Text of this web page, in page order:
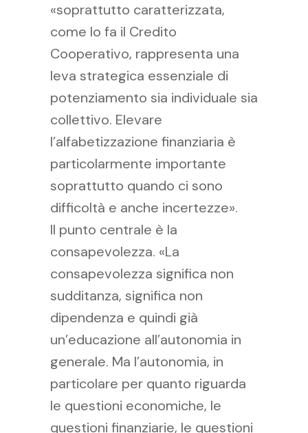
«soprattutto caratterizzata,
come lo fa il Credito
Cooperativo, rappresenta una
leva strategica essenziale di
potenziamento sia individuale sia
collettivo. Elevare
l’alfabetizzazione finanziaria è
particolarmente importante
soprattutto quando ci sono
difficoltà e anche incertezze».
Il punto centrale è la
consapevolezza. «La
consapevolezza significa non
sudditanza, significa non
dipendenza e quindi già
un’educazione all’autonomia in
generale. Ma l’autonomia, in
particolare per quanto riguarda
le questioni economiche, le
questioni finanziarie, le questioni